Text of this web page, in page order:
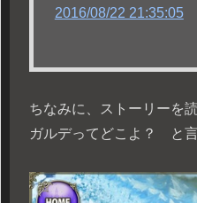
2016/08/22 21:35:05
ちなみに、ストーリーを
ガルデってどこよ？ と言